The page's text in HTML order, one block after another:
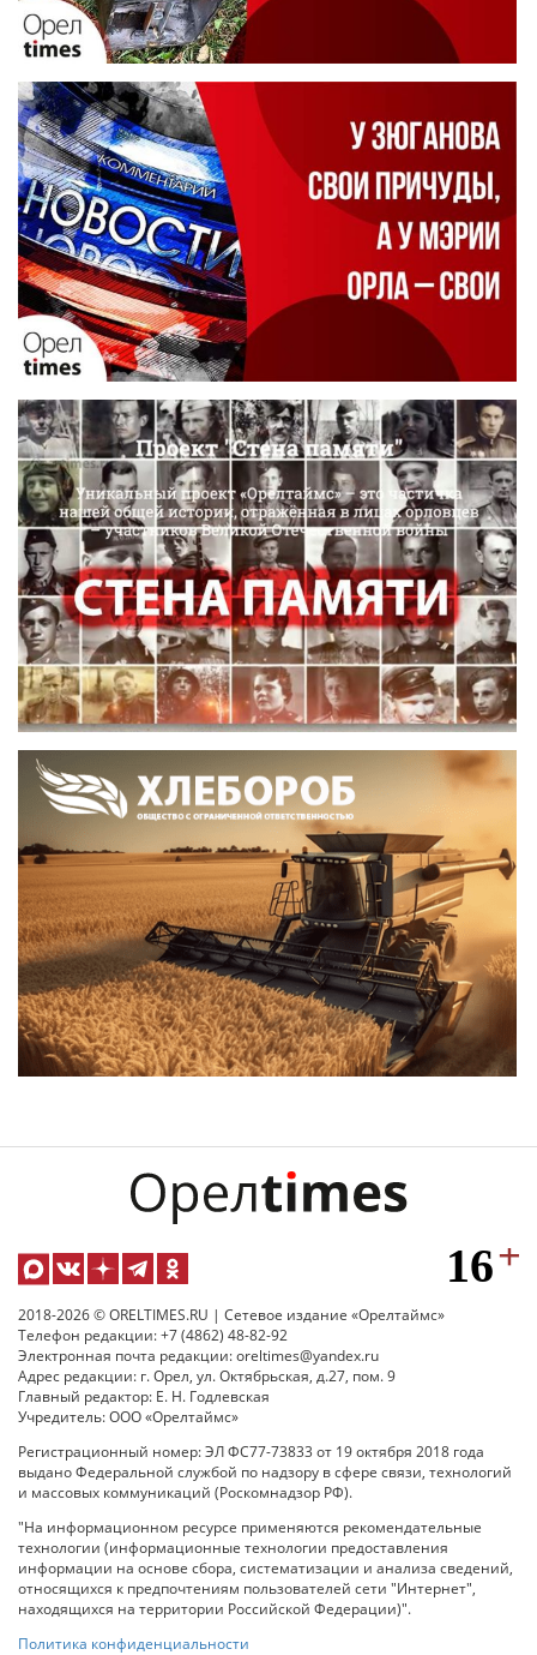
2018-2026 © ORELTIMES.RU | Сетевое издание «Орелтаймс»
Телефон редакции: +7 (4862) 48-82-92
Электронная почта редакции: oreltimes@yandex.ru
Адрес редакции: г. Орел, ул. Октябрьская, д.27, пом. 9
Главный редактор: Е. Н. Годлевская
Учредитель: ООО «Орелтаймс»
Регистрационный номер: ЭЛ ФС77-73833 от 19 октября 2018 года
выдано Федеральной службой по надзору в сфере связи, технологий
и массовых коммуникаций (Роскомнадзор РФ).
"На информационном ресурсе применяются рекомендательные
технологии (информационные технологии предоставления
информации на основе сбора, систематизации и анализа сведений,
относящихся к предпочтениям пользователей сети "Интернет",
находящихся на территории Российской Федерации)".
Политика конфиденциальности